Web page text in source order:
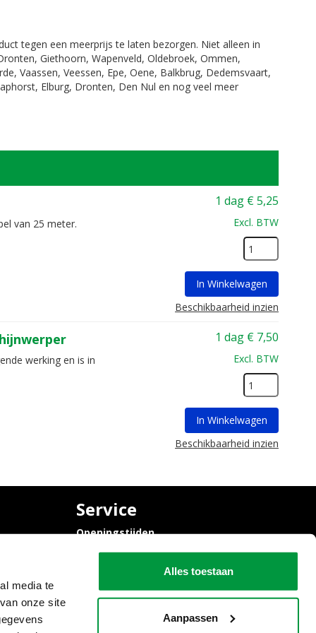
media te
onze site
Alles toestaan
Aanpassen
tegen een meerprijs te laten bezorgen. Niet alleen in
Giethoorn, Wapenveld, Oldebroek, Ommen,
Vaassen, Veessen, Epe, Oene, Balkbrug, Dedemsvaart,
Elburg, Dronten, Den Nul en nog veel meer
1 dag €5,25
Excl. BTW
In Winkelwagen
Beschikbaarheid inzien
van 25 meter.
1 dag € 7,50
Excl. BTW
In Winkelwagen
Beschikbaarheid inzien
werking en is in
Service
Openingstijden